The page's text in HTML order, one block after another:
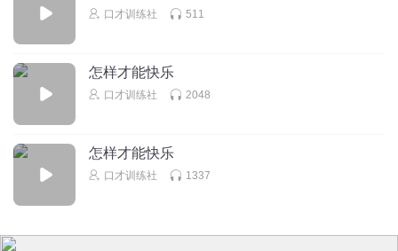
口才训练社 511
怎样才能快乐
口才训练社 2048
怎样才能快乐
口才训练社 1337